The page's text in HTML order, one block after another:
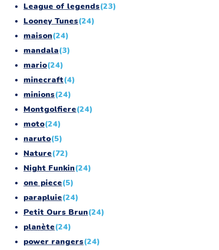
League of legends(23)
Looney Tunes(24)
maison(24)
mandala(3)
mario(24)
minecraft(4)
minions(24)
Montgolfiere(24)
moto(24)
naruto(5)
Nature(72)
Night Funkin(24)
one piece(5)
parapluie(24)
Petit Ours Brun(24)
planète(24)
power rangers(24)